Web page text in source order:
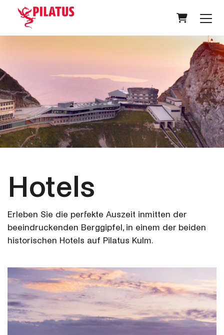
Warenkorb
Hotels
Erleben Sie die perfekte Auszeit inmitten der
beeindruckenden Berggipfel, in einem der beiden
historischen Hotels auf Pilatus Kulm.